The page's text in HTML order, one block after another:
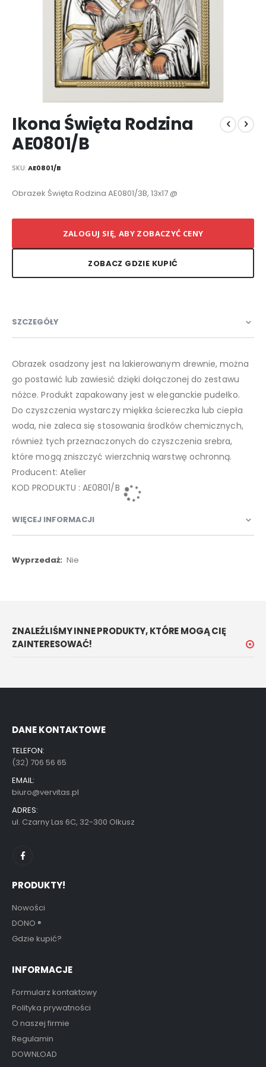
na
początek
galerii
Ikona Święta Rodzina
AE0801/B
SKU AE0801/B
Elementy
Obrazek Święta Rodzina AE0801/3B, 13x17 @
ZALOGUJ SIĘ, ABY ZOBACZYĆ CENY
ZOBACZ GDZIE KUPIĆ
SZCZEGÓŁY
Obrazek osadzony jest na lakierowanym drewnie, można
go postawić lub zawiesić dzięki dołączonej do zestawu
nóżce. Produkt zapakowany jest w eleganckie pudełko.
Do czyszczenia wystarczy miękka ściereczka lub ciepła
woda, nie zaleca się stosowania środków chemicznych,
również tych przeznaczonych do czyszczenia srebra,
które mogą zniszczyć wierzchnią warstwę ochronną.
Producent: Atelier
KOD PRODUKTU : AE0801/B
WIĘCEJ INFORMACJI
Więcej
Nie
ZNALEŹLIŚMY INNE PRODUKTY, KTÓRE MOGĄ CIĘ
ZAINTERESOWAĆ!
DANE KONTAKTOWE
TELEFON:
(32) 706 56 65
EMAIL:
biuro@vervitas.pl
ADRES:
ul. Czarny Las 6C, 32-300 Olkusz
PRODUKTY!
Nowości
DONO ®
Gdzie kupić?
INFORMACJE
Formularz kontaktowy
Polityka prywatności
O naszej firmie
Regulamin
DOWNLOAD